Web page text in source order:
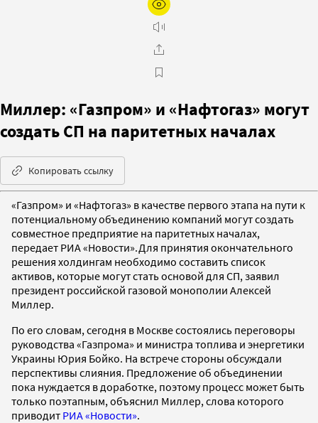
Миллер: «Газпром» и «Нафтогаз» могут
создать СП на паритетных началах
Копировать ссылку
«Газпром» и «Нафтогаз» в качестве первого этапа на пути к
потенциальному объединению компаний могут создать
совместное предприятие на паритетных началах,
передает РИА «Новости».Для принятия окончательного
решения холдингам необходимо составить список
активов, которые могут стать основой для СП, заявил
президент российской газовой монополии Алексей
Миллер.
По его словам, сегодня в Москве состоялись переговоры
руководства «Газпрома» и министра топлива и энергетики
Украины Юрия Бойко. На встрече стороны обсуждали
перспективы слияния. Предложение об объединении
пока нуждается в доработке, поэтому процесс может быть
только поэтапным, объяснил Миллер, слова которого
приводит РИА «Новости».